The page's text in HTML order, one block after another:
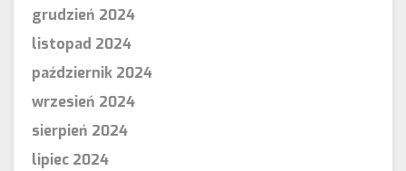
grudzień 2024
listopad 2024
październik 2024
wrzesień 2024
sierpień 2024
lipiec 2024